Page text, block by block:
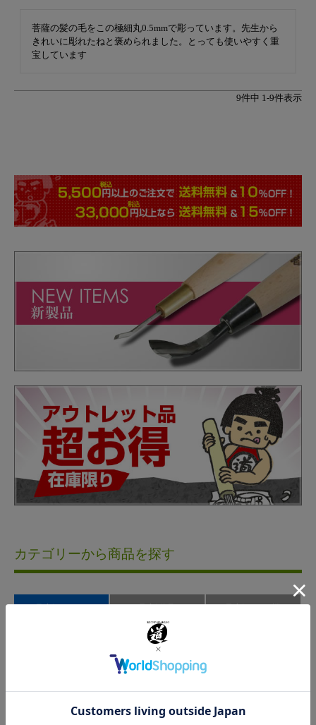
菩薩の髪の毛をこの極細丸0.5mmで彫っています。先生から
きれいに彫れたねと褒められました。とっても使いやすく重
宝しています
9件中 1 -9件表示
カテゴリーから商品を探す
ゴムハン･てん刻
模型制作
新製品 アウトレット その他･園芸用品